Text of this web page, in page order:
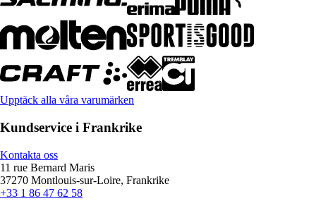
Upptäck alla våra varumärken
Kundservice i Frankrike
Kontakta oss
11 rue Bernard Maris
37270 Montlouis-sur-Loire, Frankrike
+33 1 86 47 62 58